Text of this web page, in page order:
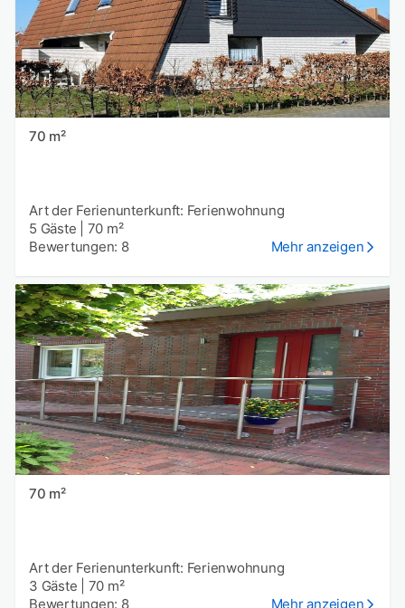
70 m²
Art der Ferienunterkunft: Ferienwohnung
5 Gäste
70 m²
Bewertungen: 8
Mehr anzeigen
70 m²
Art der Ferienunterkunft: Ferienwohnung
3 Gäste
70 m²
Bewertungen: 8
Mehr anzeigen